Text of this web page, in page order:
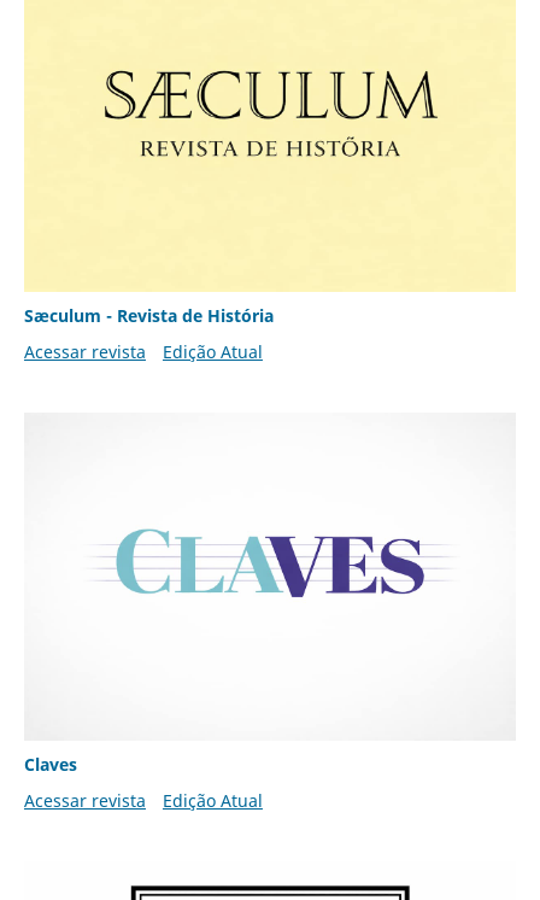
Sæculum - Revista de História
Acessar revista
Edição Atual
Claves
Acessar revista
Edição Atual